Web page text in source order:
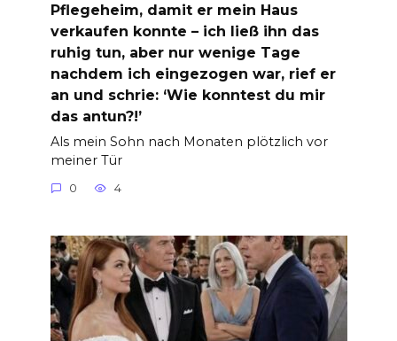
Pflegeheim, damit er mein Haus
verkaufen konnte – ich ließ ihn das
ruhig tun, aber nur wenige Tage
nachdem ich eingezogen war, rief er
an und schrie: ‘Wie konntest du mir
das antun?!’
Als mein Sohn nach Monaten plötzlich vor
meiner Tür
0 4